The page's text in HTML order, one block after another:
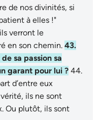
de nos divinités, si
à elles !"
verront le
en son chemin. 43.
sa passion sa
garant pour lui ? 44.
d’entre eux
ils ne sont
Ou plutôt, ils sont